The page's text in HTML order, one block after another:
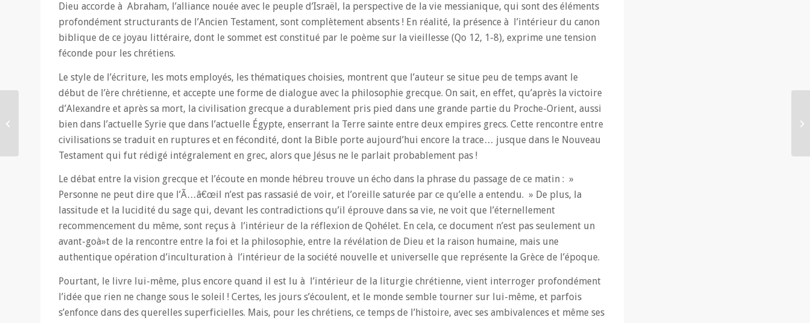
Dieu accorde à Abraham, l’alliance nouée avec le peuple d’Israël, la perspective de la vie messianique, qui sont des éléments
profondément structurants de l’Ancien Testament, sont complètement absents ! En réalité, la présence à l’intérieur du canon
biblique de ce joyau littéraire, dont le sommet est constitué par le poème sur la vieillesse (Qo 12, 1-8), exprime une tension
féconde pour les chrétiens.
Le style de l’écriture, les mots employés, les thématiques choisies, montrent que l’auteur se situe peu de temps avant le
début de l’ère chrétienne, et accepte une forme de dialogue avec la philosophie grecque. On sait, en effet, qu’après la victoire
d’Alexandre et après sa mort, la civilisation grecque a durablement pris pied dans une grande partie du Proche-Orient, aussi
bien dans l’actuelle Syrie que dans l’actuelle Égypte, enserrant la Terre sainte entre deux empires grecs. Cette rencontre entre
civilisations se traduit en ruptures et en fécondité, dont la Bible porte aujourd’hui encore la trace… jusque dans le Nouveau
Testament qui fut rédigé intégralement en grec, alors que Jésus ne le parlait probablement pas !
Le débat entre la vision grecque et l’écoute en monde hébreu trouve un écho dans la phrase du passage de ce matin : »
Personne ne peut dire que l’Ã…â€œil n’est pas rassasié de voir, et l’oreille saturée par ce qu’elle a entendu. » De plus, la
lassitude et la lucidité du sage qui, devant les contradictions qu’il éprouve dans sa vie, ne voit que l’éternellement
recommencement du même, sont reçus à l’intérieur de la réflexion de Qohélet. En cela, ce document n’est pas seulement un
avant-goà»t de la rencontre entre la foi et la philosophie, entre la révélation de Dieu et la raison humaine, mais une
authentique opération d’inculturation à l’intérieur de la société nouvelle et universelle que représente la Grèce de l’époque.
Pourtant, le livre lui-même, plus encore quand il est lu à l’intérieur de la liturgie chrétienne, vient interroger profondément
l’idée que rien ne change sous le soleil ! Certes, les jours s’écoulent, et le monde semble tourner sur lui-même, et parfois
s’enfonce dans des querelles superficielles. Mais, pour les chrétiens, ce temps de l’histoire, avec ses ambivalences et même ses
Calendrier 2018/2019
Française de
Spiritualité...